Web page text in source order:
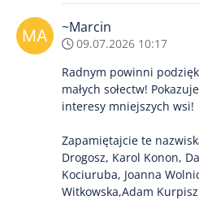
~Marcin
09.07.2026 10:17
Radnym powinni
małych sołectw!
interesy mniejszych wsi!
Zapamiętajcie te
Drogosz, Karol Konon,
Kociuruba, Joanna
Witkowska,Adam